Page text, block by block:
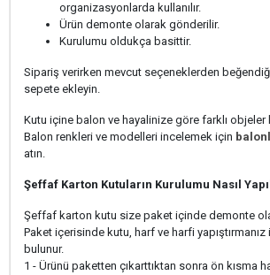
organizasyonlarda kullanılır.
Ürün demonte olarak gönderilir.
Kurulumu oldukça basittir.
Sipariş verirken mevcut seçeneklerden
sepete ekleyin.
Kutu içine balon ve hayalinize göre farklı
Balon renkleri ve modelleri incelemek için
atın.
Şeffaf Karton Kutuların Kurulumu Nasıl
Şeffaf karton kutu size paket içinde demonte
Paket içerisinde kutu, harf ve harfi
bulunur.
1 - Ürünü paketten çıkarttıktan sonra ön kısma